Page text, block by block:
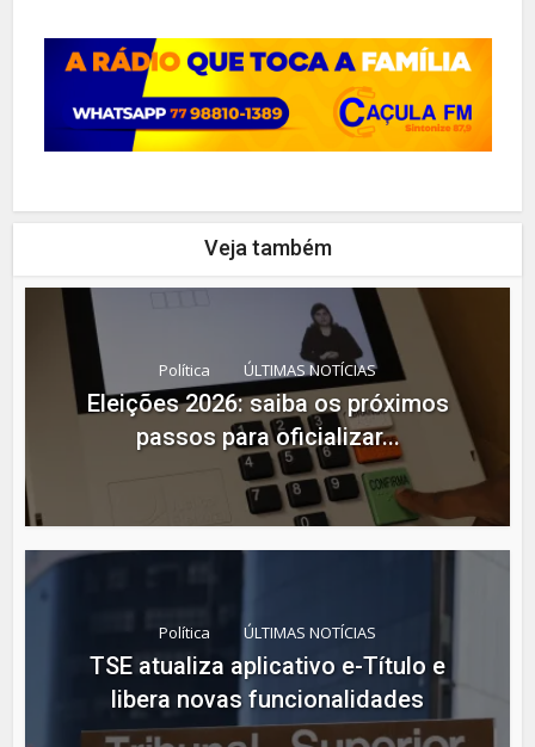
Veja também
Política ÚLTIMAS NOTÍCIAS
Eleições 2026: saiba os próximos
passos para oficializar...
Política ÚLTIMAS NOTÍCIAS
TSE atualiza aplicativo e-Título e
libera novas funcionalidades